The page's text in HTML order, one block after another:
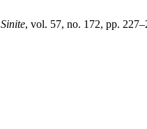
Sinite, vol. 57, no. 172, pp.